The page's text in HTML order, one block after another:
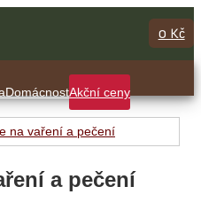
0 Kč
DomácnostAkční ceny
na vaření a pečení
a pečení